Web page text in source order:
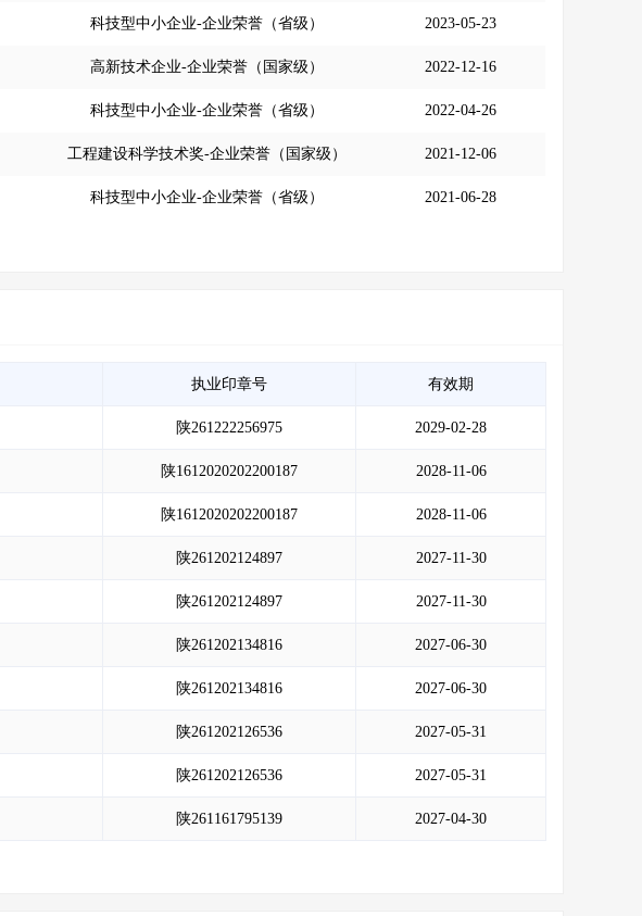
科技型中小企业-企业荣誉（省级） 2023-05-23
高新技术企业-企业荣誉（国家级） 2022-12-16
科技型中小企业-企业荣誉（省级） 2022-04-26
工程建设科学技术奖-企业荣誉（国家级） 2021-12-06
科技型中小企业-企业荣誉（省级） 2021-06-28
执业印章号 有效期
陕261222256975 2029-02-28
陕1612020202200187 2028-11-06
陕1612020202200187 2028-11-06
陕261202124897 2027-11-30
陕261202124897 2027-11-30
陕261202134816 2027-06-30
陕261202134816 2027-06-30
陕261202126536 2027-05-31
陕261202126536 2027-05-31
陕261161795139 2027-04-30